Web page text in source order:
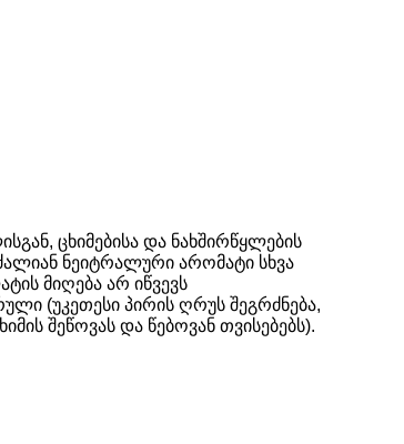
ცხიმებისა და ნახშირწყლების
ნეიტრალური არომატი სხვა
მიღება არ იწვევს
(უკეთესი პირის ღრუს შეგრძნება,
შეწოვას და წებოვან თვისებებს).